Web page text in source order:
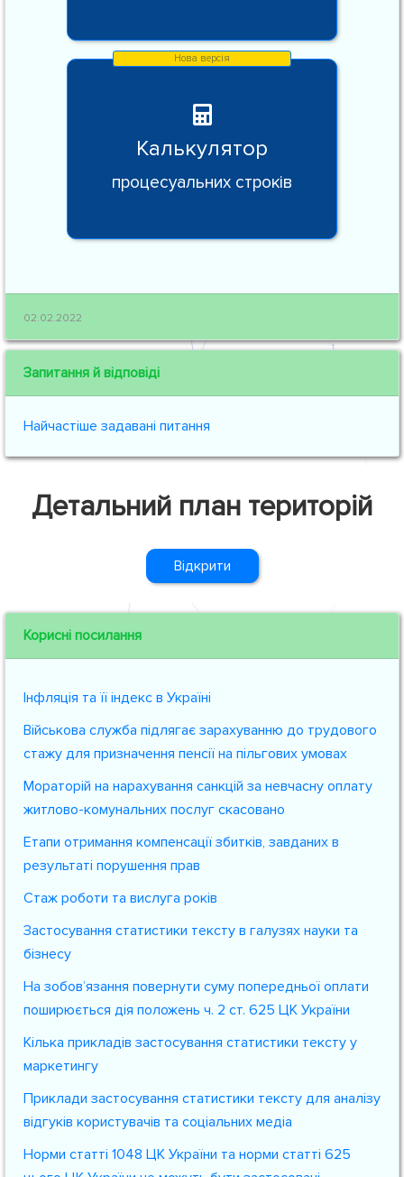
Калькулятор
процесуальних строків
02.02.2022
Запитання й відповіді
Найчастіше задавані питання
Детальний план територій
Відкрити
Корисні посилання
Інфляція та її індекс в Україні
Військова служба підлягає зарахуванню до трудового
стажу для призначення пенсії на пільгових умовах
Мораторій на нарахування санкцій за невчасну оплату
житлово-комунальних послуг скасовано
Етапи отримання компенсації збитків, завданих в
результаті порушення прав
Стаж роботи та вислуга років
Застосування статистики тексту в галузях науки та
бізнесу
На зобов’язання повернути суму попередньої оплати
поширюється дія положень ч. 2 ст. 625 ЦК України
Кілька прикладів застосування статистики тексту у
маркетингу
Приклади застосування статистики тексту для аналізу
відгуків користувачів та соціальних медіа
Норми статті 1048 ЦК України та норми статті 625